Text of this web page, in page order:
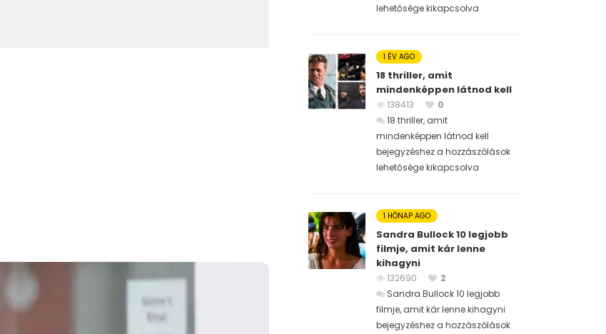
lehetősége kikapcsolva
1 ÉV AGO
18 thriller, amit
mindenképpen látnod kell
138413
0
18 thriller, amit
mindenképpen látnod kell
bejegyzéshez a hozzászólások
lehetősége kikapcsolva
1 HÓNAP AGO
Sandra Bullock 10 legjobb
filmje, amit kár lenne
kihagyni
132690
2
Sandra Bullock 10 legjobb
filmje, amit kár lenne kihagyni
bejegyzéshez a hozzászólások